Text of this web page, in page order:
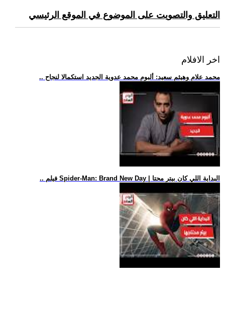
التعليق والتصويت على الموضوع في الموقع الرئيسي
اخر الافلام
.. محمد علام وهيثم سعيد: ألبوم محمد عدوية الجديد استكمالا لنجاح
.. فيلم Spider-Man: Brand New Day | البداية اللي كان بيتر محتا